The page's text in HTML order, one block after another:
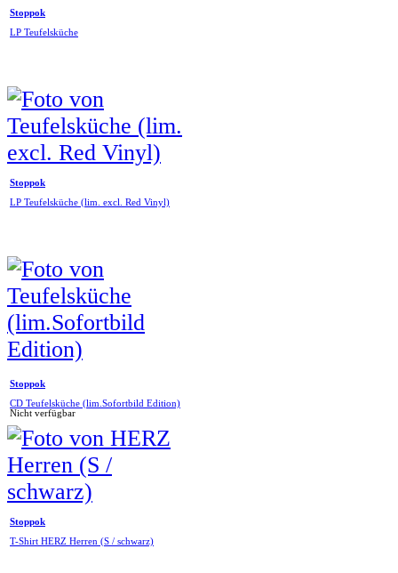
Stoppok
LP Teufelsküche
Stoppok
LP Teufelsküche (lim. excl. Red Vinyl)
Stoppok
CD Teufelsküche (lim.Sofortbild Edition)
Nicht verfügbar
Stoppok
T-Shirt HERZ Herren (S / schwarz)